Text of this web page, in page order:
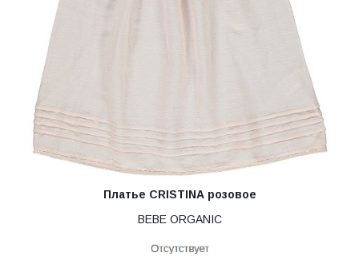
Платье CRISTINA розовое
BEBE ORGANIC